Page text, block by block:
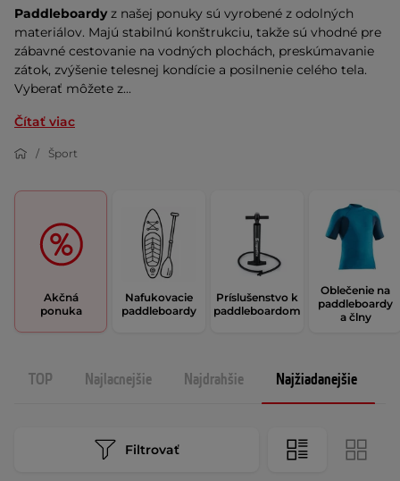
Paddleboardyz našej ponuky sú vyrobené z odolných
materiálov. Majú stabilnú konštrukciu, takže sú vhodné pre
zábavné cestovanie na vodných plochách, preskúmavanie
zátok, zvýšenie telesnej kondície a posilnenie celého tela.
Vyberať môžete z...
Čítať viac
Šport
Akčná
ponuka
Nafukovacie
paddleboardy
Príslušenstvo k
paddleboardom
Oblečenie na
paddleboardy
a člny
TOP Najlacnejšie Najdrahšie Najžiadanejšie
Filtrovať